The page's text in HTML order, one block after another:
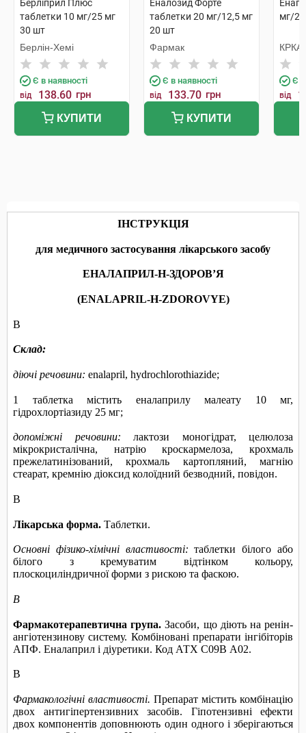
Берліприл Плюс
таблетки 10 мг/25 мг
30 шт
Берлін-Хемі
Є в наявності
від 138.60 грн
КУПИТИ
Еналозид Форте
таблетки 20 мг/12,5 мг
20 шт
Фармак
Є в наявності
від 133.70 грн
КУПИТИ
Енап
мг/
КРКА
Є в
від